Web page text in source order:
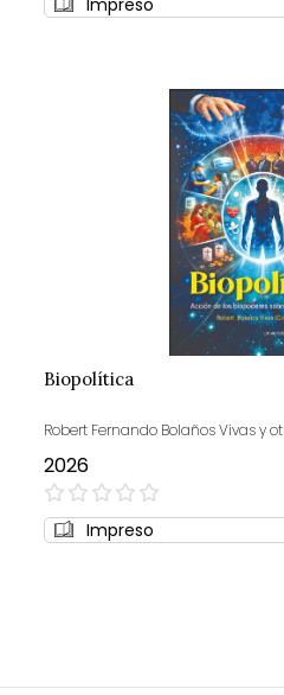
Biopolítica
Robert Fernando Bolaños Vivas y
2026
0%
Impreso